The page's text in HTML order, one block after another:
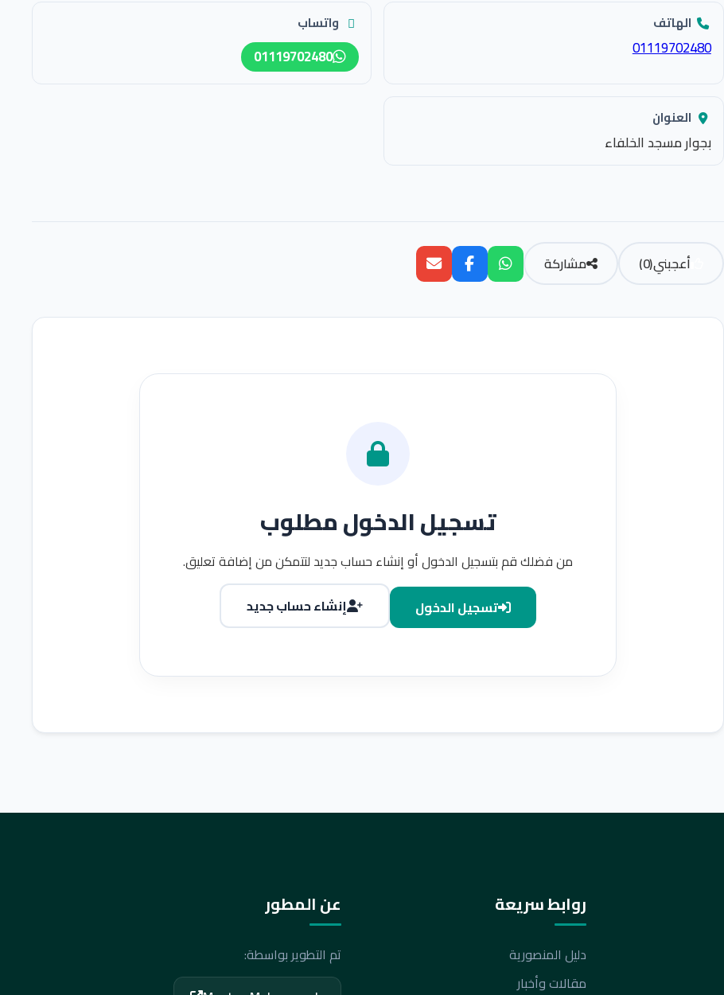
الهاتف
01119702480
واتساب
01119702480
العنوان
بجوار مسجد الخلفاء
أعجبني(
0
) مشاركة
تسجيل الدخول مطلوب
من فضلك قم بتسجيل الدخول أو إنشاء حساب جديد لتتمكن من إضافة تعليق.
تسجيل الدخول
إنشاء حساب جديد
روابط سريعة
دليل المنصورية
مقالات وأخبار
عن المطور
تم التطوير بواسطة: